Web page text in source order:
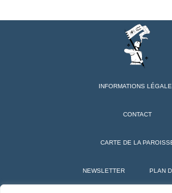
INFORMATIONS
CONTACT
CARTE DE LA
NEWSLETTER PLAN